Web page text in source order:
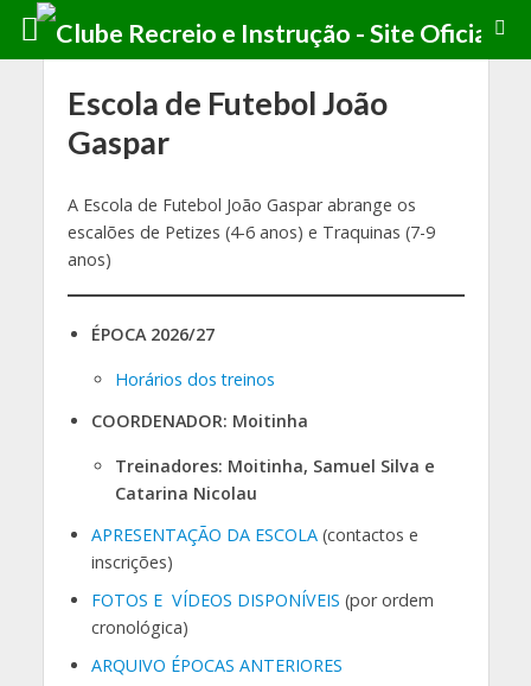
Escola de Futebol João
Gaspar
A Escola de Futebol João Gaspar abrange os
escalões de Petizes (4-6 anos) e Traquinas (7-9
anos)
ÉPOCA 2026/27
Horários dos treinos
COORDENADOR: Moitinha
Treinadores: Moitinha, Samuel Silva e
Catarina Nicolau
APRESENTAÇÃO DA ESCOLA(contactos e
inscrições)
FOTOS E VÍDEOS DISPONÍVEIS (por ordem
cronológica)
ARQUIVO ÉPOCAS ANTERIORES